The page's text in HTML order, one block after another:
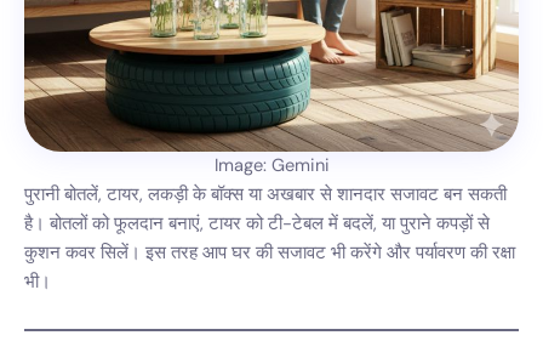
Image: Gemini
पुरानी बोतलें, टायर, लकड़ी के बॉक्स या अखबार से शानदार सजावट बन सकती
है। बोतलों को फूलदान बनाएं, टायर को टी-टेबल में बदलें, या पुराने कपड़ों से
कुशन कवर सिलें। इस तरह आप घर की सजावट भी करेंगे और पर्यावरण की रक्षा
भी।